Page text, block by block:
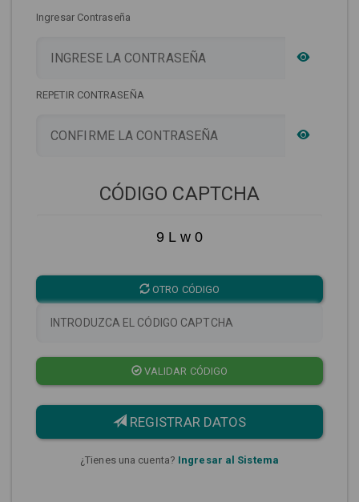
Ingresar Contraseña
REPETIR CONTRASEÑA
CÓDIGO CAPTCHA
9 L w 0
OTRO CÓDIGO
VALIDAR CÓDIGO
REGISTRAR DATOS
¿Tienes una cuenta? Ingresar al Sistema